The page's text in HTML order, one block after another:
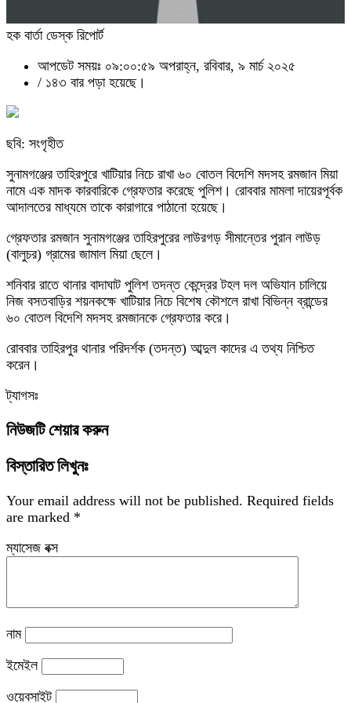
হক বার্তা ডেস্ক রিপোর্ট
আপডেট সময়ঃ ০৯:০০:৫৯ অপরাহ্ন, রবিবার, ৯ মার্চ ২০২৫
/ ১৪৩ বার পড়া হয়েছে।
ছবি: সংগৃহীত
সুনামগঞ্জের তাহিরপুরে খাটিয়ার নিচে রাখা ৬০ বোতল বিদেশি মদসহ রমজান মিয়া
নামে এক মাদক কারবারিকে গ্রেফতার করেছে পুলিশ। রোববার মামলা দায়েরপূর্বক
আদালতের মাধ্যমে তাকে কারাগারে পাঠানো হয়েছে।
গ্রেফতার রমজান সুনামগঞ্জের তাহিরপুরের লাউরগড় সীমান্তের পুরান লাউড়
(বালুচর) গ্রামের জামাল মিয়া ছেলে।
শনিবার রাতে থানার বাদাঘাট পুলিশ তদন্ত কেন্দ্রের টহল দল অভিযান চালিয়ে
নিজ বসতবাড়ির শয়নকক্ষে খাটিয়ার নিচে বিশেষ কৌশলে রাখা বিভিন্ন ব্রান্ডের
৬০ বোতল বিদেশি মদসহ রমজানকে গ্রেফতার করে।
রোববার তাহিরপুর থানার পরিদর্শক (তদন্ত) আব্দুল কাদের এ তথ্য নিশ্চিত
করেন।
ট্যাগসঃ
নিউজটি শেয়ার করুন
বিস্তারিত লিখুনঃ
Your email address will not be published. Required fields
are marked *
ম্যাসেজ বক্স
নাম
ইমেইল
ওয়েবসাইট